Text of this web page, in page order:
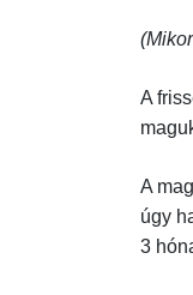
A
A
úgy
3